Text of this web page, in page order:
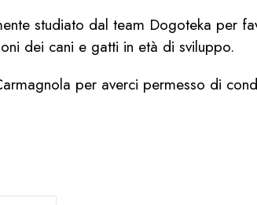
studiato dal team Dogoteka per
dei cani e gatti in età di sviluppo.
per averci permesso di